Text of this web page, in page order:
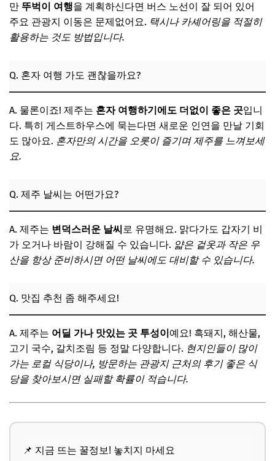
만 뚜벅이 여행을 계획하신다면 버스 노선이 잘 되어 있어
주요 관광지 이동은 문제없어요. 택시나 카셰어링을 적절히
활용하는 것도 방법입니다.
Q. 혼자 여행 가도 괜찮을까요?
A. 물론이죠! 제주는 혼자 여행하기에도 더없이 좋은 곳입니
다. 특히 게스트하우스에 묵는다면 새로운 인연을 만날 기회
도 많아요. 혼자만의 시간을 오롯이 즐기며 제주를 느껴보세
요.
Q. 제주 날씨는 어떤가요?
A. 제주는 변덕스러운 날씨 로 유명해요. 맑다가도 갑자기 비
가 오거나 바람이 강해질 수 있습니다. 얇은 겉옷과 작은 우
산을 항상 준비하시면 어떤 날씨에도 대비할 수 있습니다.
Q. 맛집 추천 좀 해주세요!
A. 제주는 어딜 가나 맛있는 곳 투성이 예요! 흑돼지, 해산물,
고기 국수, 갈치조림 등 정말 다양합니다. 현지인들이 많이
가는 로컬 식당이나, 방문하는 관광지 근처의 후기 좋은 식
당을 찾아보시면 실패할 확률이 적습니다.
📌 지금 뜨는 꿀정보! 놓치지 마세요